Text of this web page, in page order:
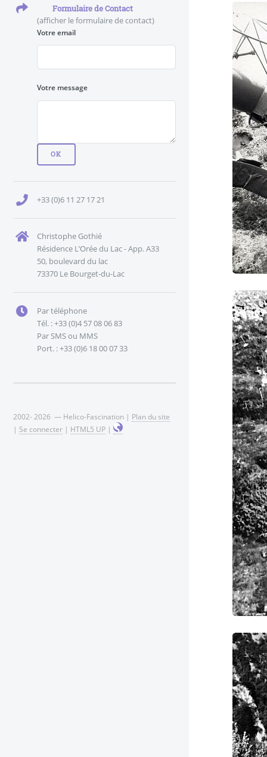
Formulaire de Contact
(afficher le formulaire de contact)
Votre email
Votre message
+33 (0)6 11 27 17 21
Christophe Gothié
Résidence L’Orée du Lac - App. A33
50, boulevard du lac
73370 Le Bourget-du-Lac
Par téléphone
Tél. : +33 (0)4 57 08 06 83
Par SMS ou MMS
Port. : +33 (0)6 18 00 07 33
2002- 2026 — Helico-Fascination | Plan du site
| Se connecter | HTML5 UP |